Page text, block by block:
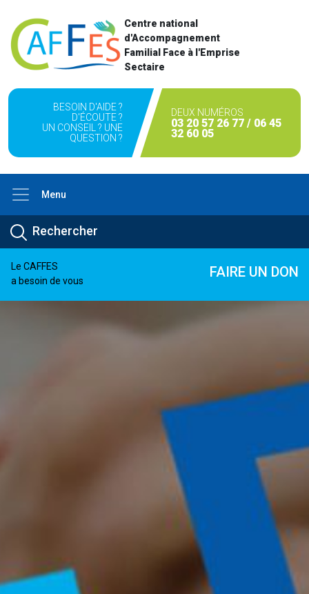
Centre national
d'Accompagnement
Familial Face à l'Emprise
Sectaire
BESOIN D'AIDE ?
D'ÉCOUTE ?
UN CONSEIL ? UNE
QUESTION ?
DEUX NUMÉROS
03 20 57 26 77 / 06 45
32 60 05
Menu
Le CAFFES
a besoin de vous
FAIRE UN DON